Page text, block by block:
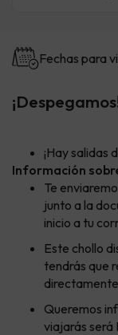
Fechas para
¡Hay salidas
Información
Te
junto a la
inicio a tu
Este chollo
tendrás que
directamente
Queremos
viajarás será